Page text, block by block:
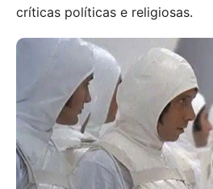
críticas políticas e religiosas.